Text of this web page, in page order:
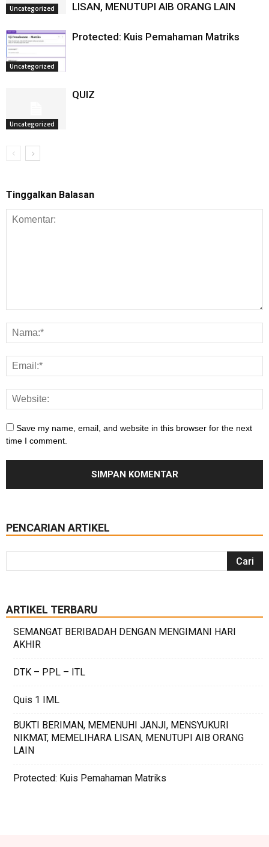
Uncategorized
LISAN, MENUTUPI AIB ORANG LAIN
Uncategorized
Protected: Kuis Pemahaman Matriks
Uncategorized
QUIZ
Tinggalkan Balasan
Save my name, email, and website in this browser for the next
time I comment.
PENCARIAN ARTIKEL
ARTIKEL TERBARU
SEMANGAT BERIBADAH DENGAN MENGIMANI HARI
AKHIR
DTK – PPL – ITL
Quis 1 IML
BUKTI BERIMAN, MEMENUHI JANJI, MENSYUKURI
NIKMAT, MEMELIHARA LISAN, MENUTUPI AIB ORANG
LAIN
Protected: Kuis Pemahaman Matriks